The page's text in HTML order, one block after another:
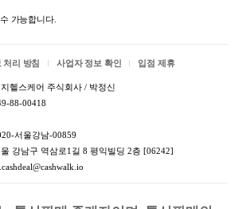
가능합니다.
처리 방침 사업자 정보 확인 입점 제휴
지헬스케어 주식회사 / 박정신
88-00418
서울강남-00859
강남구 역삼로1길 8 평익빌딩 2층 [06242]